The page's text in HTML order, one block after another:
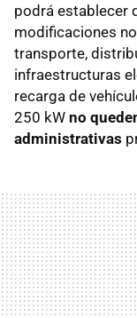
podrá establecer
modificaciones
transporte,
infraestructuras
recarga de
250 kW no
administrativas